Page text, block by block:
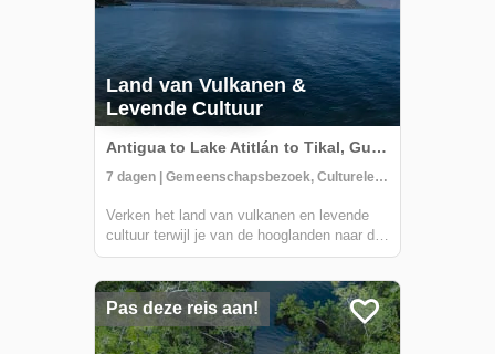
Land van Vulkanen &
Levende Cultuur
Antigua to Lake Atitlán to Tikal, Guatemala
7 dagen | Gemeenschapsbezoek, Culturele Activiteiten, Historische plekken
Verken het land van vulkanen en levende
cultuur terwijl je van de hooglanden naar de
weelderige jungles reist. Dit 7-daagse
bestemmingen zoals de UNESCO-
werelderfgoedlocaties Antigua Guatemala
en Tikal. Je zult ...
Pas deze reis aan!